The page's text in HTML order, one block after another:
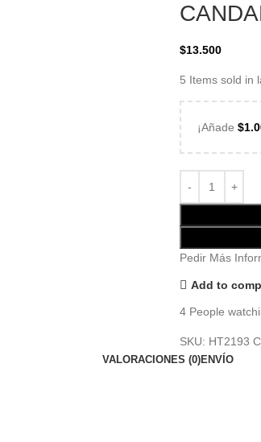
$13.500
5 Items sold in
¡Añade $
Pedir Más
Add to
4 People
SKU: HT2193
VALORACIONES (0)ENVÍO